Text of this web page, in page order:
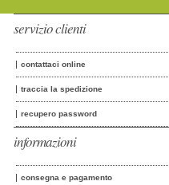
servizio clienti
contattaci online
traccia la spedizione
recupero password
informazioni
consegna e pagamento